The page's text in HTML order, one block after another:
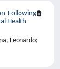
Following
Health
Leonardo;